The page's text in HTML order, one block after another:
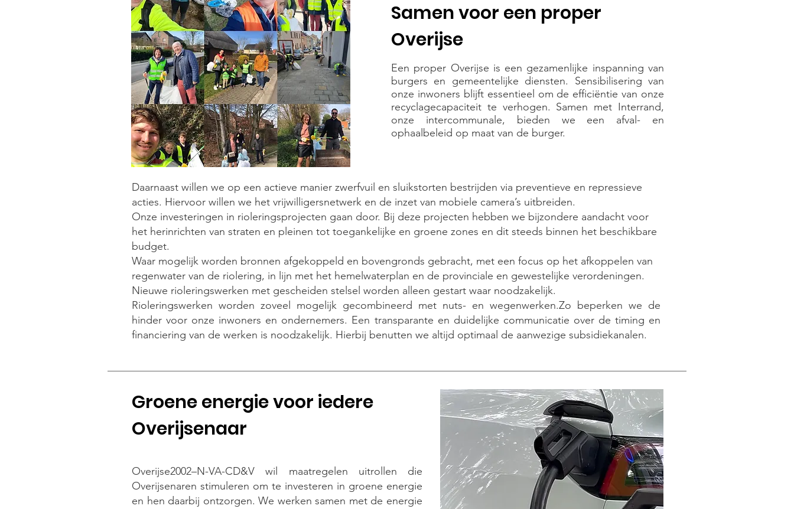
Samen voor een proper
Overijse
Een proper Overijse is een gezamenlijke inspanning van
burgers en gemeentelijke diensten. Sensibilisering van
onze inwoners blijft essentieel om de efficiëntie van onze
recyclagecapaciteit te verhogen. Samen met Interrand,
onze intercommunale, bieden we een afval- en
ophaalbeleid op maat van de burger.
Daarnaast willen we op een actieve manier zwerfvuil en sluikstorten bestrijden via preventieve en repressieve
acties. Hiervoor willen we het vrijwilligersnetwerk en de inzet van mobiele camera’s uitbreiden.
Onze investeringen in rioleringsprojecten gaan door. Bij deze projecten hebben we bijzondere aandacht voor
het herinrichten van straten en pleinen tot toegankelijke en groene zones en dit steeds binnen het beschikbare
budget.
Waar mogelijk worden bronnen afgekoppeld en bovengronds gebracht, met een focus op het afkoppelen van
regenwater van de riolering, in lijn met het hemelwaterplan en de provinciale en gewestelijke verordeningen.
Nieuwe rioleringswerken met gescheiden stelsel worden alleen gestart waar noodzakelijk.
Rioleringswerken worden zoveel mogelijk gecombineerd met nuts- en wegenwerken.Zo beperken we de
hinder voor onze inwoners en ondernemers. Een transparante en duidelijke communicatie over de timing en
financiering van de werken is noodzakelijk. Hierbij benutten we altijd optimaal de aanwezige subsidiekanalen.
Groene energie voor iedere
Overijsenaar
Overijse2002–N-VA-CD&V wil maatregelen uitrollen die
Overijsenaren stimuleren om te investeren in groene energie
en hen daarbij ontzorgen. We werken samen met de energie